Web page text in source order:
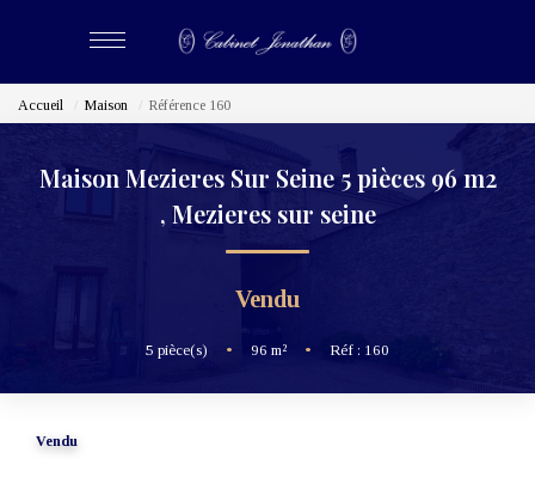
ACHETER
LOUER
Accueil Maison Référence 160
Maison Mezieres Sur Seine 5 pièces 96 m2
, Mezieres sur seine
Vendu
5 pièce(s) • 96 m² • Réf : 160
Vendu